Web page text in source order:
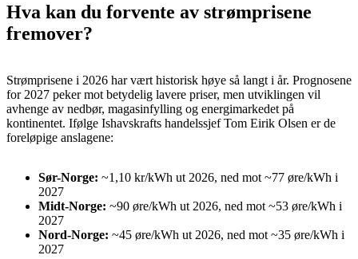
Hva kan du forvente av strømprisene
fremover?
Strømprisene i 2026 har vært historisk høye så langt i år. Prognosene
for 2027 peker mot betydelig lavere priser, men utviklingen vil
avhenge av nedbør, magasinfylling og energimarkedet på
kontinentet. Ifølge Ishavskrafts handelssjef Tom Eirik Olsen er de
foreløpige anslagene:
Sør-Norge: ~1,10 kr/kWh ut 2026, ned mot ~77 øre/kWh i
2027
Midt-Norge: ~90 øre/kWh ut 2026, ned mot ~53 øre/kWh i
2027
Nord-Norge: ~45 øre/kWh ut 2026, ned mot ~35 øre/kWh i
2027